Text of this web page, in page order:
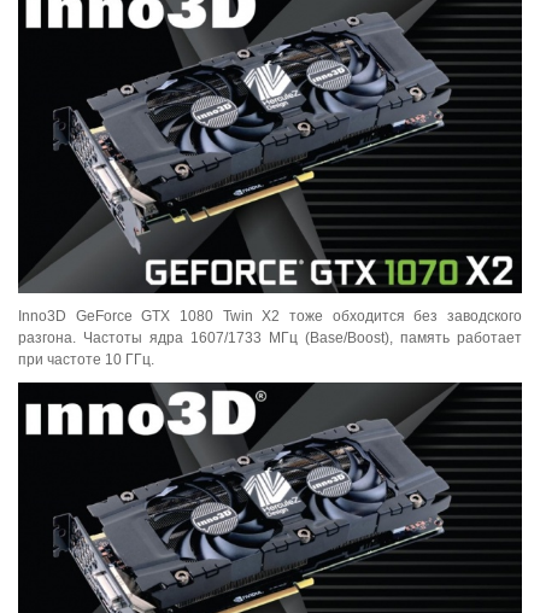
Inno3D GeForce GTX 1080 Twin X2 тоже обходится без заводского
разгона. Частоты ядра 1607/1733 МГц (Base/Boost), память работает
при частоте 10 ГГц.